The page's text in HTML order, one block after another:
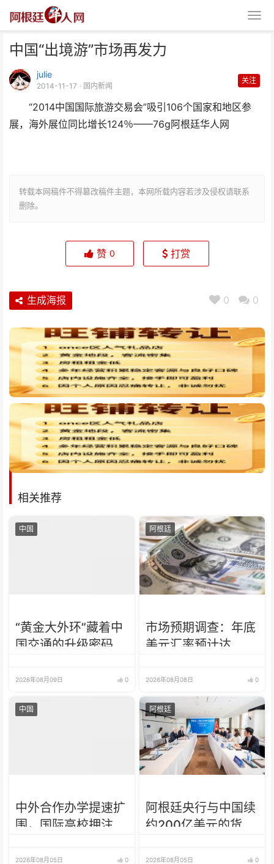
中国“出境游”市场再发力
julie
2014-11-17 · 国内新闻
关注
“2014中国国际旅游交易会”吸引106个国家和地区参
展，海外展位同比增长124％——76g阿根廷华人网
转载本网稿件不得篡改稿件主题，本网所载内容若涉及侵权请联系
删除。
赞 0 打赏
0 0
生成海报
相关推荐
中国
“黄金大外环”藏着中
国交通的升级密码
2026年08月09日 0
阿根廷
市场预期调查：年底
美元汇率预计达
2026年08月08日 0
中国
中外合作办学提速扩
围，国际高校押注中
2026年08月05日 0
阿根廷
阿根廷央行与中国续
约200亿美元的货币
2026年08月05日 0